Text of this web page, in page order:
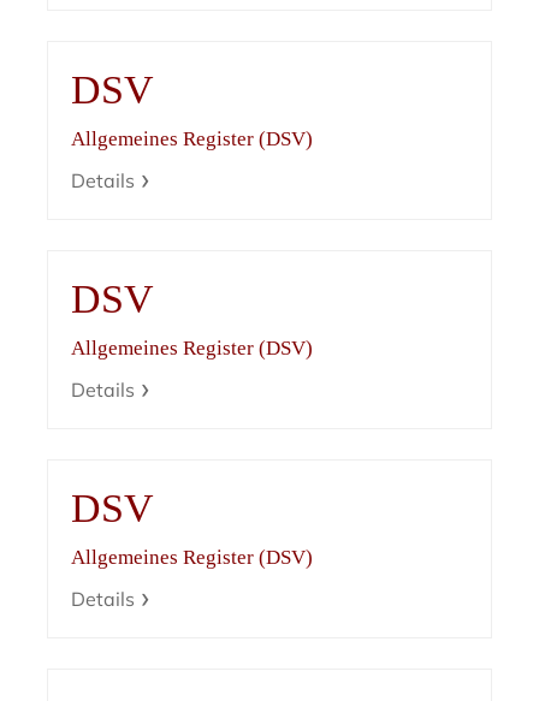
DSV
Allgemeines Register (DSV)
Details
DSV
Allgemeines Register (DSV)
Details
DSV
Allgemeines Register (DSV)
Details